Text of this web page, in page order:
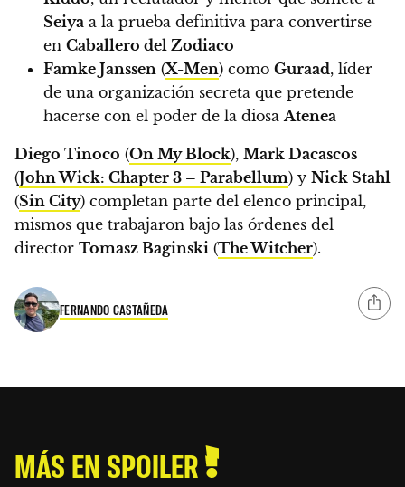
Seiya a la prueba definitiva para convertirse
en Caballero del Zodiaco
Famke Janssen (X-Men) como Guraad, líder
de una organización secreta que pretende
hacerse con el poder de la diosa Atenea
Diego Tinoco (On My Block), Mark Dacascos
(John Wick: Chapter 3 – Parabellum) y Nick Stahl
(Sin City) completan parte del elenco principal,
mismos que trabajaron bajo las órdenes del
director Tomasz Baginski (The Witcher).
FERNANDO CASTAÑEDA
MÁS EN SPOILER